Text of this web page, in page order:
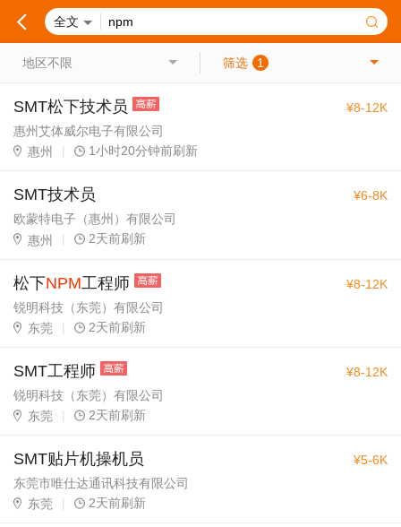
全文
地区不限 筛选 1
SMT松下技术员
惠州艾体威尔电子有限公司
惠州
| 1小时20分钟前刷新
¥8-12K
SMT技术员
欧蒙特电子（惠州）有限公司
惠州
| 2天前刷新
¥6-8K
松下NPM工程师
锐明科技（东莞）有限公司
东莞
| 2天前刷新
¥8-12K
SMT工程师
锐明科技（东莞）有限公司
东莞
| 2天前刷新
¥8-12K
SMT贴片机操机员
东莞市唯仕达通讯科技有限公司
东莞
| 2天前刷新
¥5-6K